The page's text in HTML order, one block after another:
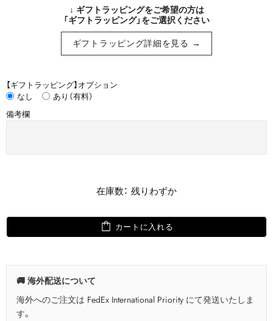
↓ ギフトラッピングをご希望の方は
「ギフトラッピング」をご選択ください
ギフトラッピング詳細を見る →
【ギフトラッピング】オプション
なし
あり（有料）
備考欄
在庫数： 残りわずか
カートに入れる
🚚 海外配送について
海外へのご注文は FedEx International Priority にて発送いたしま
す。